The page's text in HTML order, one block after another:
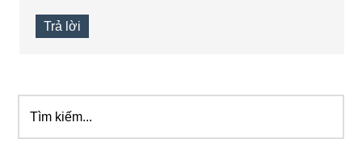
Trả lời
Sidebar
chính
kiếm...